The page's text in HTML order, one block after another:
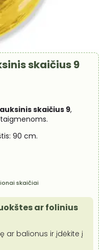
skaičius 9
auksinis skaičius 9,
90 cm.
skaičiai
ar folinius
ar balionus ir įdėkite į